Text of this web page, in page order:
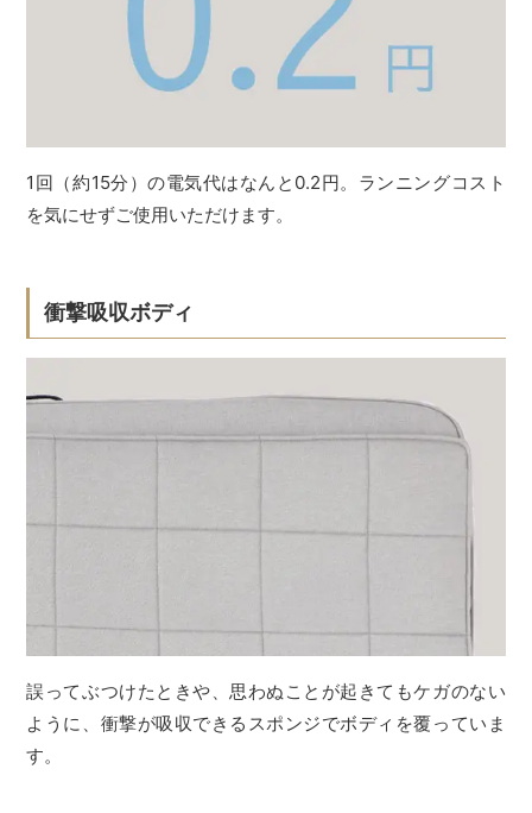
1回（約15分）の電気代はなんと0.2円。ランニングコスト
を気にせずご使用いただけます。
衝撃吸収ボディ
誤ってぶつけたときや、思わぬことが起きてもケガのない
ように、衝撃が吸収できるスポンジでボディを覆っていま
す。